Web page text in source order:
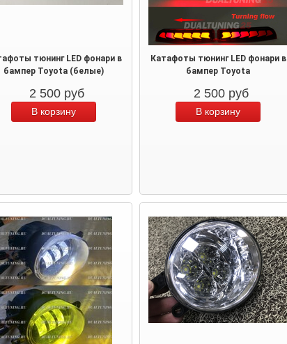
тюнинг LED фонари в
бампер Toyota (белые)
2 500 руб
Катафоты тюнинг LED фонари в
бампер Toyota
2 500 руб